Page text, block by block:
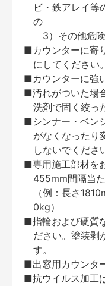
ビ・鉄アレイ等
の
3）その他危
■カウンターに寄
にしてください。
■カウンターに強
■汚れがついた場
洗剤で固く絞っ
■シンナー・ベン
がなくなったり
しないでくださ
■専用施工部材を
455mm間隔当
（例：長さ
0kg）
■指輪および硬質
ださい。塗装剥
す。
■出窓用カウンタ
■抗ウイルス加工